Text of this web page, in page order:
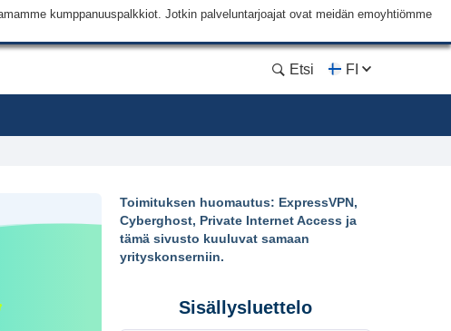
kumppanuuspalkkiot. Jotkin palveluntarjoajat ovat meidän emoyhtiömme
Etsi FI
Toimituksen huomautus: ExpressVPN,
Cyberghost, Private Internet Access ja
tämä sivusto kuuluvat samaan
yrityskonserniin.
Sisällysluettelo